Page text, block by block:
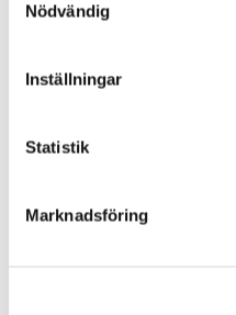
Nödvändig
Inställningar
Statistik
Marknadsföring
Kommunhuset, Storgatan 48
E-post
Webbadress